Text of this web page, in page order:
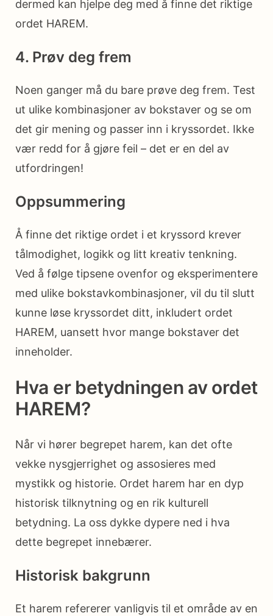
dermed kan hjelpe deg med å finne det riktige
ordet HAREM.
4. Prøv deg frem
Noen ganger må du bare prøve deg frem. Test
ut ulike kombinasjoner av bokstaver og se om
det gir mening og passer inn i kryssordet. Ikke
vær redd for å gjøre feil – det er en del av
utfordringen!
Oppsummering
Å finne det riktige ordet i et kryssord krever
tålmodighet, logikk og litt kreativ tenkning.
Ved å følge tipsene ovenfor og eksperimentere
med ulike bokstavkombinasjoner, vil du til slutt
kunne løse kryssordet ditt, inkludert ordet
HAREM, uansett hvor mange bokstaver det
inneholder.
Hva er betydningen av ordet
HAREM?
Når vi hører begrepet harem, kan det ofte
vekke nysgjerrighet og assosieres med
mystikk og historie. Ordet harem har en dyp
historisk tilknytning og en rik kulturell
betydning. La oss dykke dypere ned i hva
dette begrepet innebærer.
Historisk bakgrunn
Et harem refererer vanligvis til et område av en